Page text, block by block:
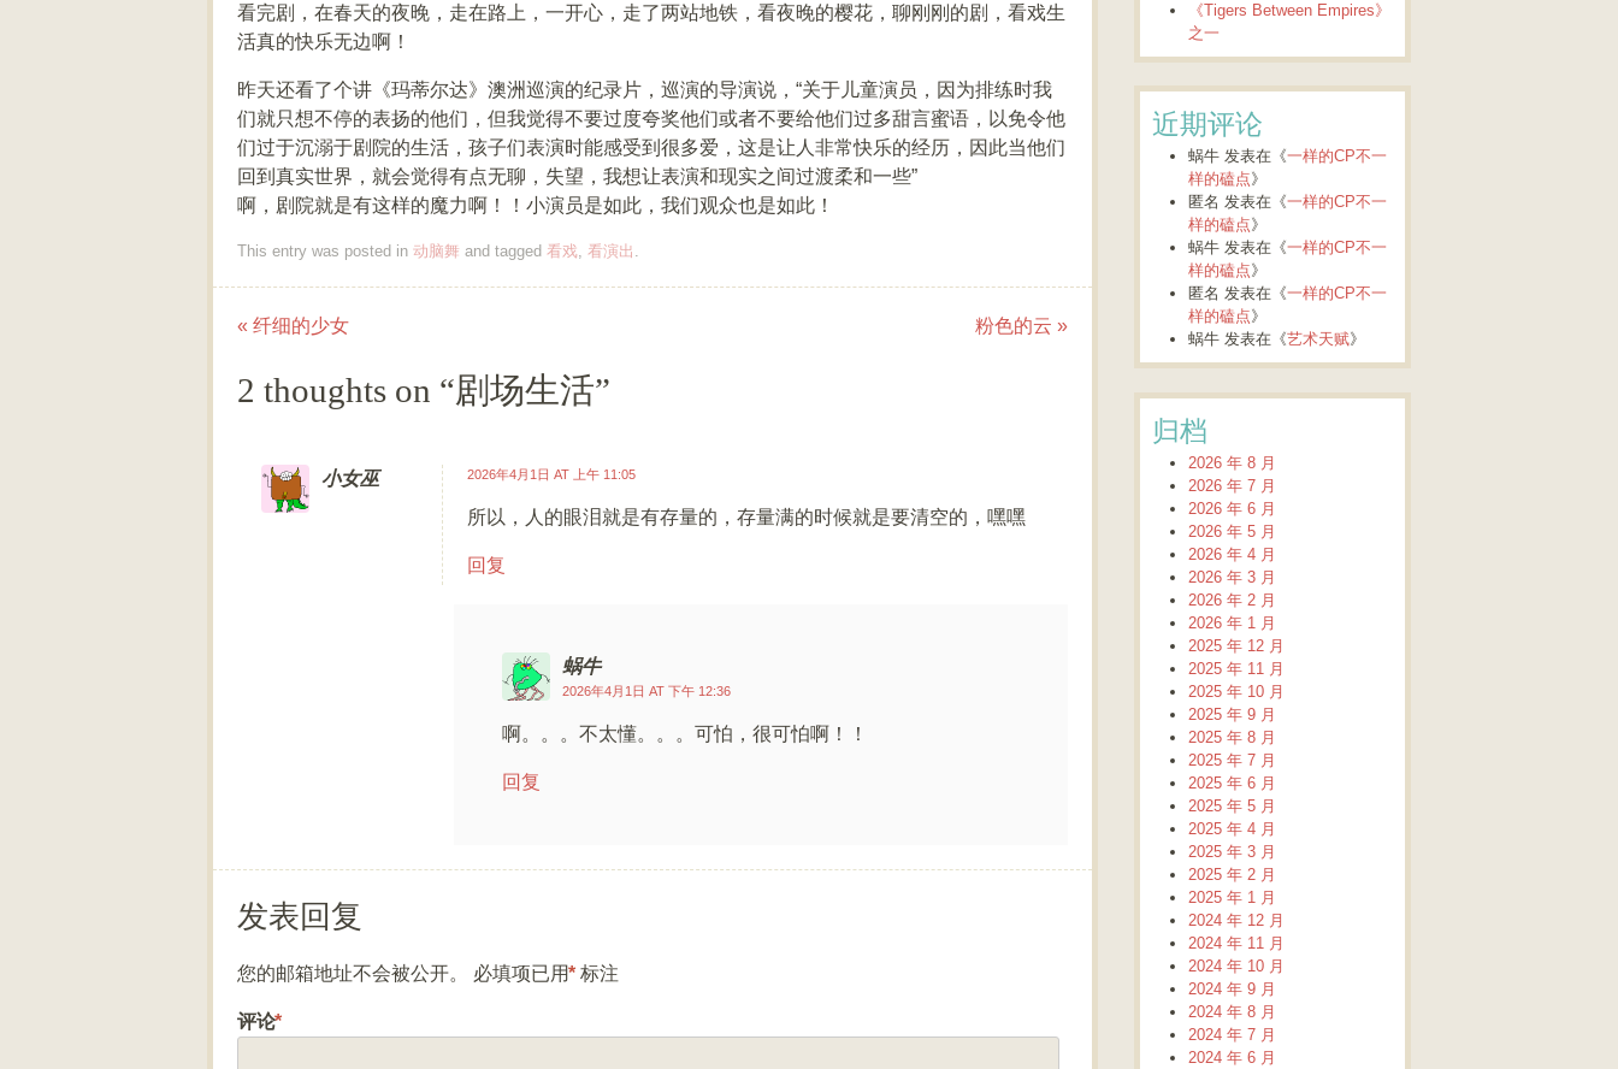
看完剧，在春天的夜晚，走在路上，一开心，走了两站地铁，看夜晚的樱花，聊刚刚的剧，看戏生
活真的快乐无边啊！
昨天还看了个讲《玛蒂尔达》澳洲巡演的纪录片，巡演的导演说，“关于儿童演员，因为排练时我
们就只想不停的表扬的他们，但我觉得不要过度夸奖他们或者不要给他们过多甜言蜜语，以免令他
们过于沉溺于剧院的生活，孩子们表演时能感受到很多爱，这是让人非常快乐的经历，因此当他们
回到真实世界，就会觉得有点无聊，失望，我想让表演和现实之间过渡柔和一些”
啊，剧院就是有这样的魔力啊！！小演员是如此，我们观众也是如此！
This entry was posted in 动脑舞 and tagged 看戏, 看演出 .
Post navigation
« 纤细的少女 粉色的云 »
2 thoughts on “剧场生活”
小女巫 2026年4月1日 AT 上午 11:05
所以，人的眼泪就是有存量的，存量满的时候就是要清空的，嘿嘿
回复
蜗牛
2026年4月1日 AT 下午 12:36
啊。。。不太懂。。。可怕，很可怕啊！！
回复
发表回复
您的邮箱地址不会被公开。 必填项已用* 标注
评论*
《Tigers Between Empires》
之一
近期评论
蜗牛 发表在《一样的CP不一
样的磕点》
匿名 发表在《一样的CP不一
样的磕点》
蜗牛 发表在《一样的CP不一
样的磕点》
匿名 发表在《一样的CP不一
样的磕点》
蜗牛 发表在《艺术天赋》
归档
2026 年 8 月
2026 年 7 月
2026 年 6 月
2026 年 5 月
2026 年 4 月
2026 年 3 月
2026 年 2 月
2026 年 1 月
2025 年 12 月
2025 年 11 月
2025 年 10 月
2025 年 9 月
2025 年 8 月
2025 年 7 月
2025 年 6 月
2025 年 5 月
2025 年 4 月
2025 年 3 月
2025 年 2 月
2025 年 1 月
2024 年 12 月
2024 年 11 月
2024 年 10 月
2024 年 9 月
2024 年 8 月
2024 年 7 月
2024 年 6 月